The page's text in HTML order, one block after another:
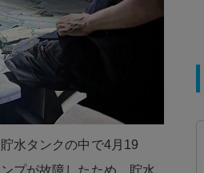
水タンクの中で4月19